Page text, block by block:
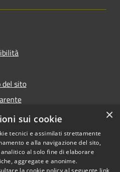
del sito
Copyright © 2026 • Comune di
×
sui cookie
tecnici e assimilati strettamente
e alla navigazione del sito,
al solo fine di elaborare
aggregate e anonime.
la cookie policy al seguente link